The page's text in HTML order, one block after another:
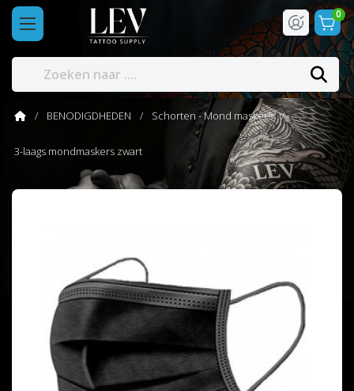
0
BENODIGDHEDEN Schorten - Mond maskers
3-laags mondmaskers zwart